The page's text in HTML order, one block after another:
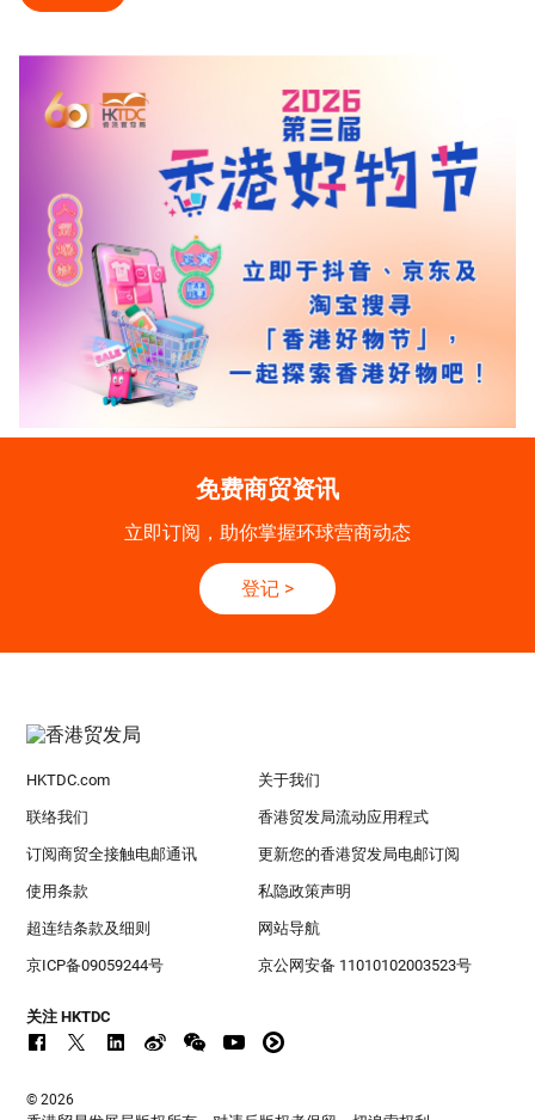
免费商贸资讯
立即订阅，助你掌握环球营商动态
登记 >
HKTDC.com 关于我们
联络我们 香港贸发局流动应用程式
订阅商贸全接触电邮通讯 更新您的香港贸发局电邮订阅
使用条款 私隐政策声明
超连结条款及细则 网站导航
京ICP备09059244号 京公网安备 11010102003523号
关注 HKTDC
© 2026